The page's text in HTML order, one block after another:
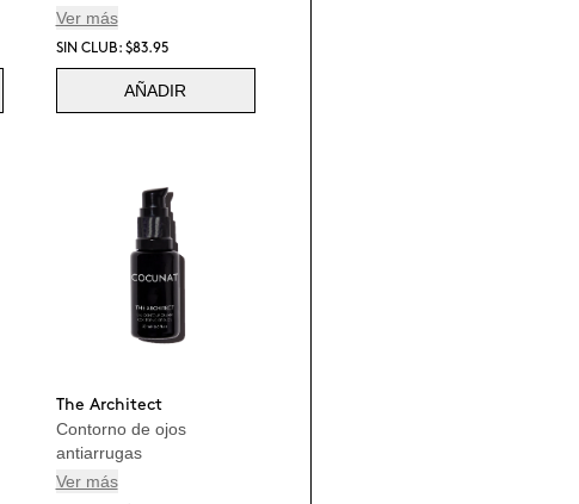
Ver más
SIN CLUB: $83.95
AÑADIR
The Architect
Contorno de ojos
antiarrugas
Ver más